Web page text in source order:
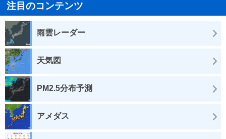
注目のコンテンツ
雨雲レーダー
天気図
PM2.5分布予測
アメダス